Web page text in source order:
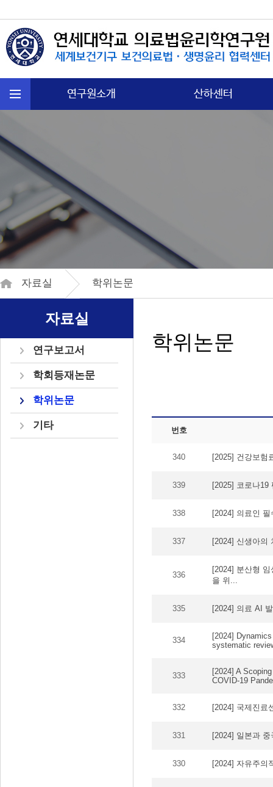
연구원소개 산하센터
자료실 학위논문
자료실
연구보고서
학회등재논문
학위논문
기타
학위논문
번호
340 [2025] 건강보험
339 [2025] 코로나19
338 [2024] 의료인
337 [2024] 신생아의
336
[2024] 분산형
을 위...
335 [2024] 의료 AI
334
[2024]
systematic
333
[2024] A
COVID-19
332 [2024] 국제진료
331 [2024] 일본과
330 [2024] 자유주의